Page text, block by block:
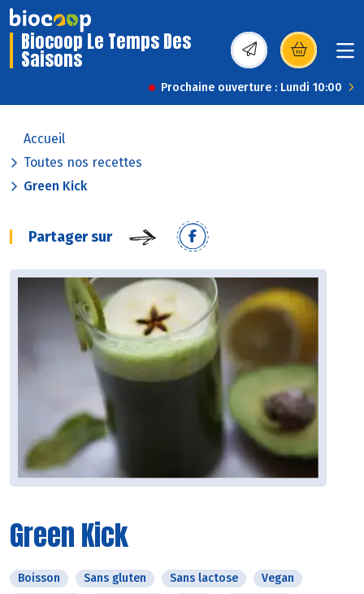
Biocoop Le Temps Des
Saisons (s’ouvre dans une
Prochaine ouverture : Lundi 10:00
Accueil
Toutes nos recettes
Green Kick
Partager sur
Green Kick
Boisson Sans gluten Sans lactose
Vegan